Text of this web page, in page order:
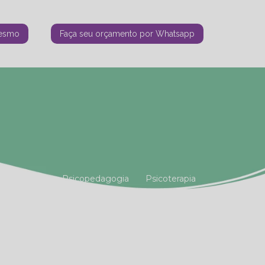
Faça seu orçamento por Whatsapp
Psicopedagogia Psicoterapia